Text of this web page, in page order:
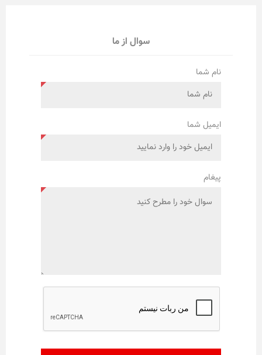
سوال از ما
نام شما
ایمیل شما
پیغام